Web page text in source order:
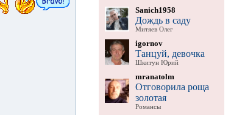
Sanich1958
Дождь в саду
Митяев Олег
igornov
Танцуй, девочка
Шкитун Юрий
mranatolm
Отговорила роща
золотая
Романсы